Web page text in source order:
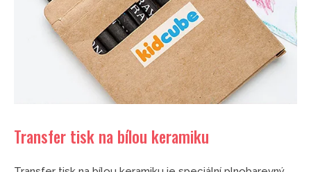
Transfer tisk na bílou keramiku